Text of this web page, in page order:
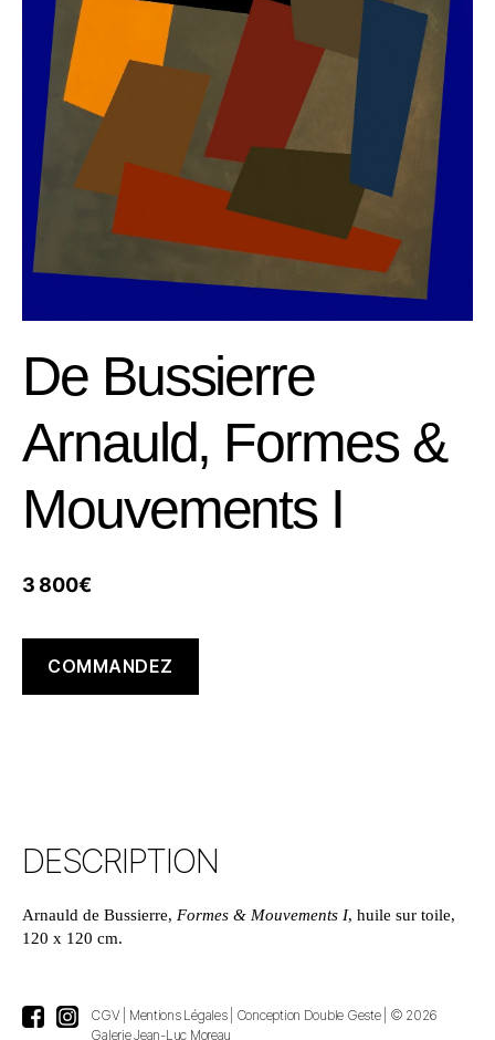
De Bussierre
Arnauld, Formes &
Mouvements I
3 800€
COMMANDEZ
DESCRIPTION
Arnauld de Bussierre, Formes & Mouvements I, huile sur toile,
120 x 120 cm.
CGV| Mentions Légales| Conception Double Geste| © 2026
Galerie Jean-Luc Moreau